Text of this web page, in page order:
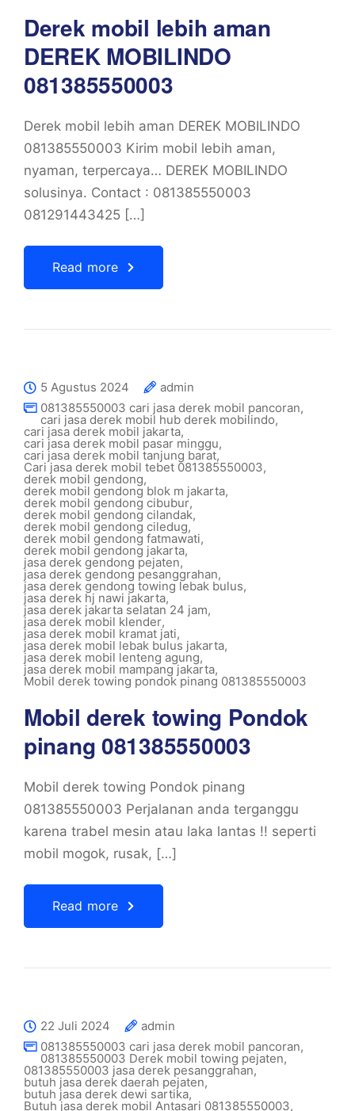
Derek mobil lebih aman
DEREK MOBILINDO
081385550003
Derek mobil lebih aman DEREK MOBILINDO
081385550003 Kirim mobil lebih aman,
nyaman, terpercaya… DEREK MOBILINDO
solusinya. Contact : 081385550003
081291443425 […]
Read more
5 Agustus 2024
admin
081385550003 cari jasa derek mobil pancoran,
cari jasa derek mobil hub derek mobilindo,
cari jasa derek mobil jakarta,
cari jasa derek mobil pasar minggu,
cari jasa derek mobil tanjung barat,
Cari jasa derek mobil tebet 081385550003,
derek mobil gendong,
derek mobil gendong blok m jakarta,
derek mobil gendong cibubur,
derek mobil gendong cilandak,
derek mobil gendong ciledug,
derek mobil gendong fatmawati,
derek mobil gendong jakarta,
jasa derek gendong pejaten,
jasa derek gendong pesanggrahan,
jasa derek gendong towing lebak bulus,
jasa derek hj nawi jakarta,
jasa derek jakarta selatan 24 jam,
jasa derek mobil klender,
jasa derek mobil kramat jati,
jasa derek mobil lebak bulus jakarta,
jasa derek mobil lenteng agung,
jasa derek mobil mampang jakarta,
Mobil derek towing pondok pinang 081385550003
Mobil derek towing Pondok
pinang 081385550003
Mobil derek towing Pondok pinang
081385550003 Perjalanan anda terganggu
karena trabel mesin atau laka lantas !! seperti
mobil mogok, rusak, […]
Read more
22 Juli 2024
admin
081385550003 cari jasa derek mobil pancoran,
081385550003 Derek mobil towing pejaten,
081385550003 jasa derek pesanggrahan,
butuh jasa derek daerah pejaten,
butuh jasa derek dewi sartika,
Butuh jasa derek mobil Antasari 081385550003,